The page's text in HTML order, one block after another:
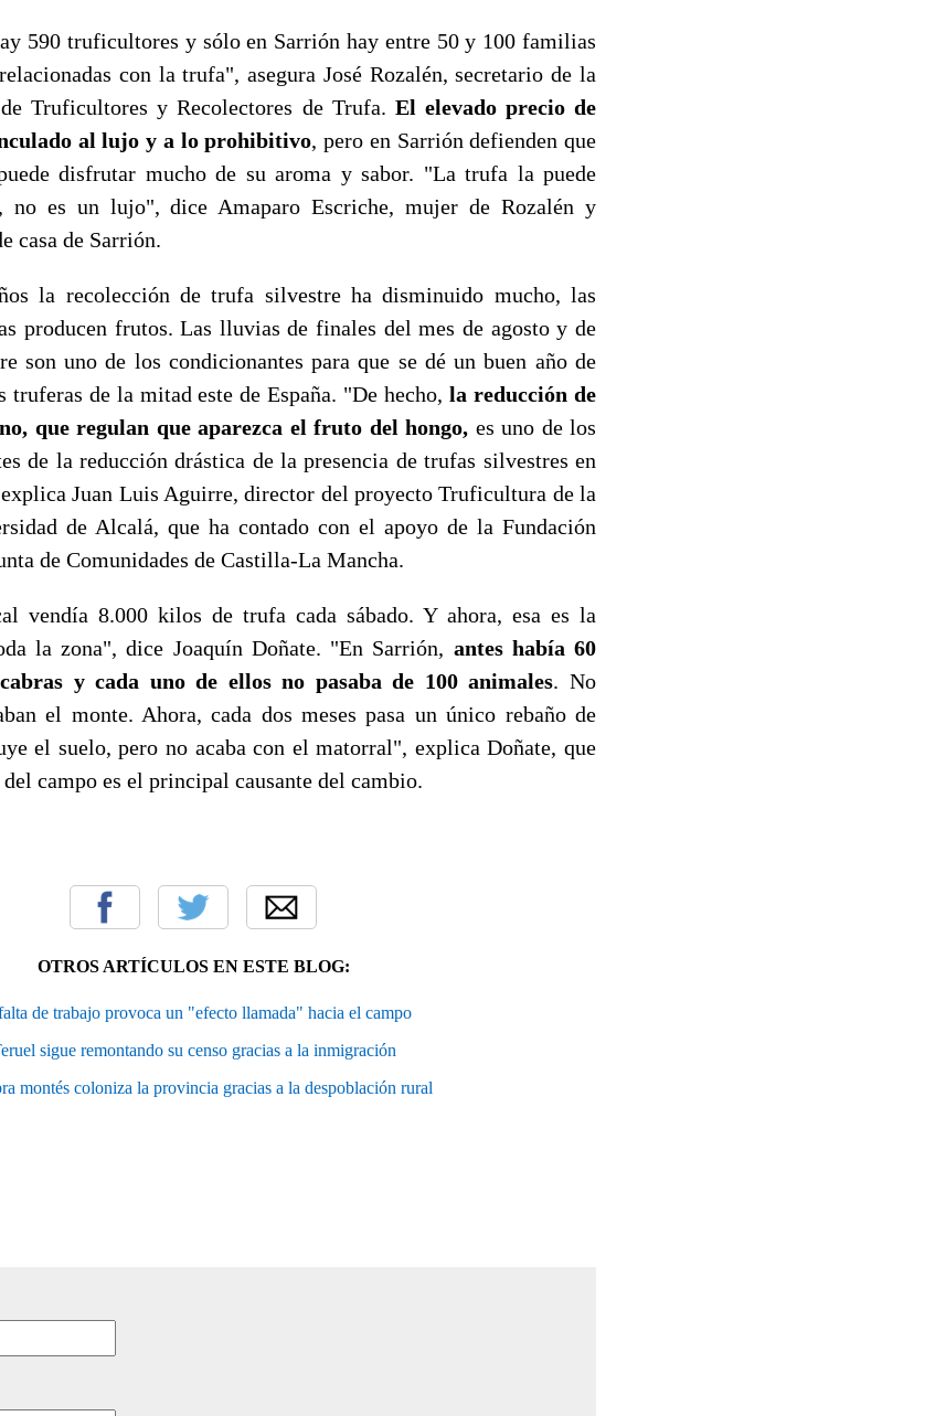
590 truficultores y sólo en Sarrión hay entre 50 y 100 familias
con la trufa", asegura José Rozalén, secretario de la
Truficultores y Recolectores de Trufa. El elevado precio de
al lujo y a lo prohibitivo, pero en Sarrión defienden que
disfrutar mucho de su aroma y sabor. "La trufa la puede
no es un lujo", dice Amaparo Escriche, mujer de Rozalén y
casa de Sarrión.
la recolección de trufa silvestre ha disminuido mucho, las
producen frutos. Las lluvias de finales del mes de agosto y de
son uno de los condicionantes para que se dé un buen año de
truferas de la mitad este de España. "De hecho,la reducción de
que regulan que aparezca el fruto del hongo, es uno de los
de la reducción drástica de la presencia de trufas silvestres en
Juan Luis Aguirre, director del proyecto Truficultura de la
de Alcalá, que ha contado con el apoyo de la Fundación
de Comunidades de Castilla-La Mancha.
vendía 8.000 kilos de trufa cada sábado. Y ahora, esa es la
la zona", dice Joaquín Doñate. "En Sarrión, antes había 60
y cada uno de ellos no pasaba de 100 animales. No
el monte. Ahora, cada dos meses pasa un único rebaño de
el suelo, pero no acaba con el matorral", explica Doñate, que
campo es el principal causante del cambio.
OTROS ARTÍCULOS EN ESTE BLOG:
de trabajo provoca un "efecto llamada" hacia el campo
sigue remontando su censo gracias a la inmigración
montés coloniza la provincia gracias a la despoblación rural